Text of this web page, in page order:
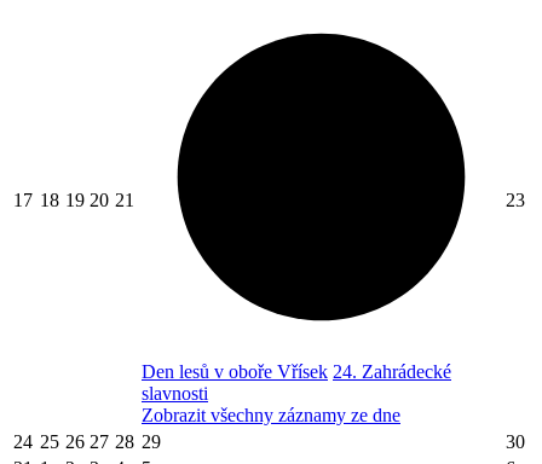
17 18 19 20 21
Den lesů v oboře Vřísek 24. Zahrádecké
slavnosti
Zobrazit všechny záznamy ze dne
23
24 25 26 27 28 29
30